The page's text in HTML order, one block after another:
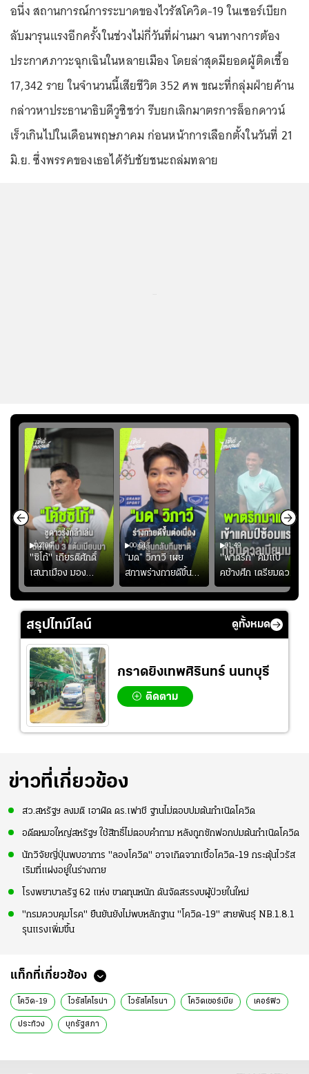
อนึ่ง สถานการณ์การระบาดของไวรัสโควิด-19 ในเซอร์เบียก
ลับมารุนแรงอีกครั้งในช่วงไม่กี่วันที่ผ่านมา จนทางการต้อง
ประกาศภาวะฉุกเฉินในหลายเมือง โดยล่าสุดมียอดผู้ติดเชื้อ
17,342 ราย ในจำนวนนี้เสียชีวิต 352 ศพ ขณะที่กลุ่มฝ่ายค้าน
กล่าวหาประธานาธิบดีวูซิชว่า รีบยกเลิกมาตรการล็อกดาวน์
เร็วเกินไปในเดือนพฤษภาคม ก่อนหน้าการเลือกตั้งในวันที่ 21
มิ.ย. ซึ่งพรรคของเธอได้รับชัยชนะถล่มทลาย
02:06
"ซิโก้" เกียรติศักดิ์
เสนาเมือง มอง
ว่าการเปิดโอกาสให้
แข้งดาวรุ่งลงสนาม
อย่างต่อเนื่อง
00:51
“มด” วิภาวี เผย
สภาพร่างกายดีขึ้น
อย่างต่อเนื่อง พร้อม
พยายามลงสนามให้
01:49
"พาตริก" คัมแบ็
คช้างศึก เตรียมดวล
เมียนมา อาเซียน คัพ
2026 #ฟุตบอล
#ทีมชาติไทย
สรุปไทม์ไลน์ ดูทั้งหมด
กราดยิงเทพศิรินทร์ นนทบุรี
ติดตาม
ข่าวที่เกี่ยวข้อง
สว.สหรัฐฯ ลงมติ เอาผิด ดร.เฟาชี ฐานไม่ตอบปมต้นกำเนิดโควิด
อดีตหมอใหญ่สหรัฐฯ ใช้สิทธิ์ไม่ตอบคำถาม หลังถูกซักฟอกปมต้นกำเนิดโควิด
นักวิจัยญี่ปุ่นพบอาการ "ลองโควิด" อาจเกิดจากเชื้อโควิด-19 กระตุ้นไวรัส
เริมที่แฝงอยู่ในร่างกาย
โรงพยาบาลรัฐ 62 แห่ง ขาดทุนหนัก ดันจัดสรรงบผู้ป่วยในใหม่
"กรมควบคุมโรค" ยืนยันยังไม่พบหลักฐาน "โควิด-19" สายพันธุ์ NB.1.8.1
รุนแรงเพิ่มขึ้น
แท็กที่เกี่ยวข้อง
โควิด-19 ไวรัสโคโรน่า ไวรัสโคโรนา โควิดเซอร์เบีย เคอร์ฟิว
ประท้วง บุกรัฐสภา